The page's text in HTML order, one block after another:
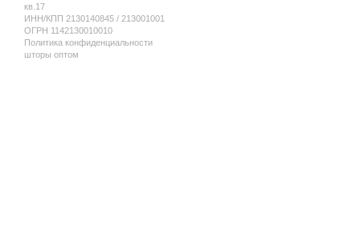
кв.17
ИНН/КПП 2130140845 / 213001001
ОГРН 1142130010010
Политика конфиденциальности
шторы оптом